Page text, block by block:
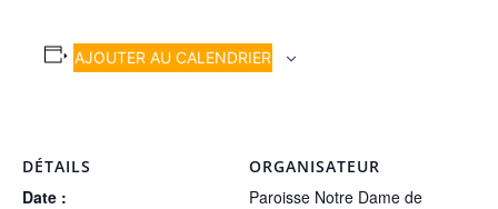
AJOUTER AU CALENDRIER
DÉTAILS
Date :
ORGANISATEUR
Paroisse Notre Dame de